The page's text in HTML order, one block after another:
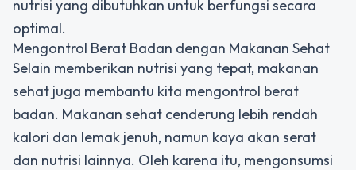
nutrisi yang dibutuhkan untuk berfungsi secara
optimal.
Mengontrol Berat Badan dengan Makanan Sehat
Selain memberikan nutrisi yang tepat, makanan
sehat juga membantu kita mengontrol berat
badan. Makanan sehat cenderung lebih rendah
kalori dan lemak jenuh, namun kaya akan serat
dan nutrisi lainnya. Oleh karena itu, mengonsumsi